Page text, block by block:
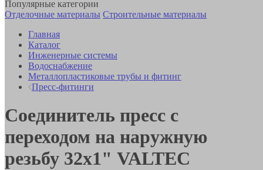
Популярные категории
Отделочные материалы Строительные материалы
Главная
Каталог
Инженерные системы
Водоснабжение
Металлопластиковые трубы и фитинг
Пресс-фитинги
Соединитель пресс с
переходом на наружную
резьбу 32х1" VALTEC